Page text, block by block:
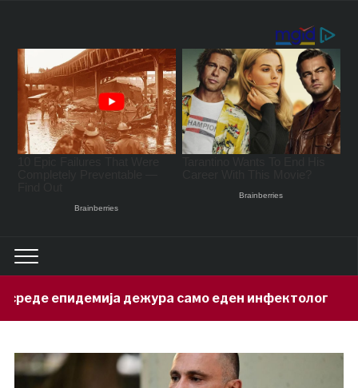
дежура само еден инфектолог 10 hours ago